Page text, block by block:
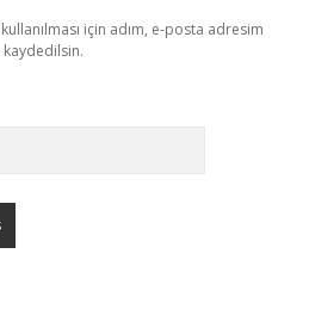
için adım, e-posta adresim
kaydedilsin.